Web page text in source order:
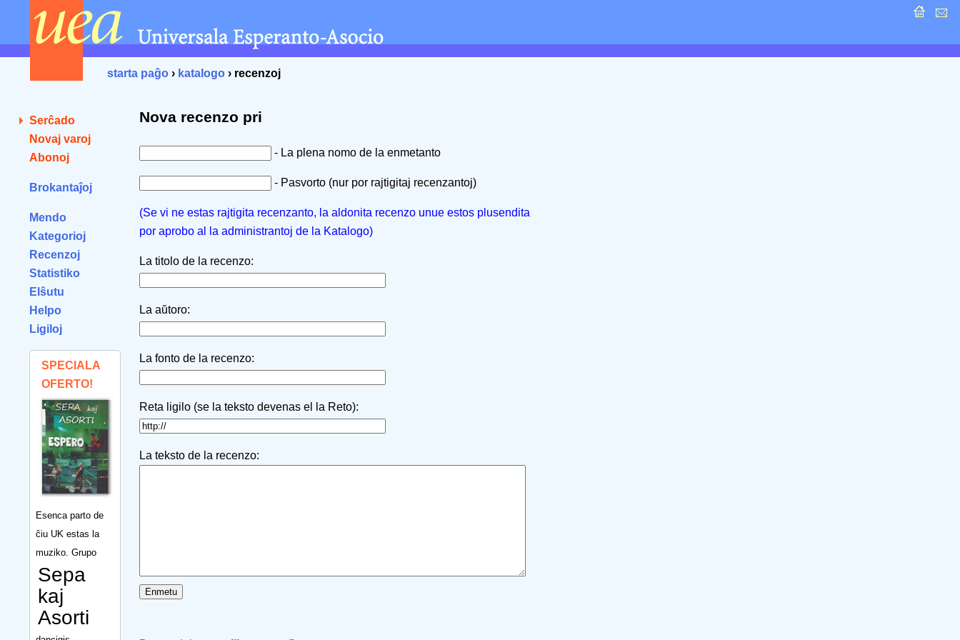
starta paĝo › katalogo › recenzoj
Serĉado
Novaj varoj
Abonoj
Brokantaĵoj
Mendo
Kategorioj
Recenzoj
Statistiko
Elŝutu
Helpo
Ligiloj
SPECIALA
OFERTO!
Esenca parto de
ĉiu UK estas la
muziko. Grupo
Sepa
kaj
Asorti
Nova recenzo pri
- La plena nomo de la enmetanto
- Pasvorto (nur por rajtigitaj recenzantoj)
(Se vi ne estas rajtigita recenzanto, la aldonita recenzo unue estos plusendita
por aprobo al la administrantoj de la Katalogo)
La titolo de la recenzo:
La aŭtoro:
La fonto de la recenzo:
Reta ligilo (se la teksto devenas el la Reto):
La teksto de la recenzo: